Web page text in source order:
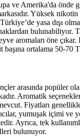
ve Amerika'da önde
Yüksek nikotin
yasa dışı
bulunabiliyor.
aromaları öne çıkar.
başına ortalama 50-70
arasında popüler
Aromatik
Fiyatları
yumuşak içimi ve
Ayrıca, tek
bulunuyor.